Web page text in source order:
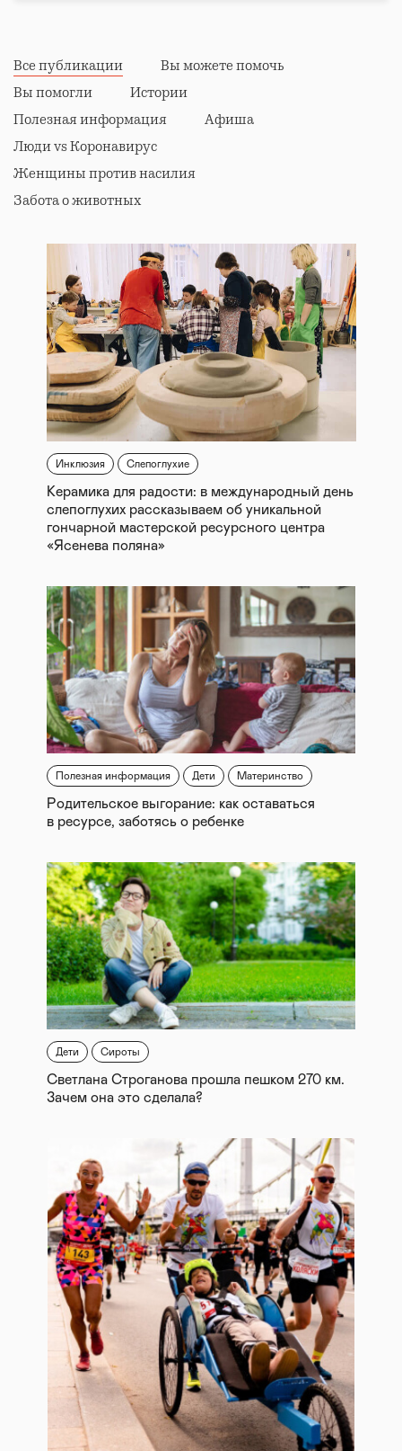
Все публикации
Вы можете помочь
Вы помогли
Истории
Полезная информация
Афиша
Люди vs Коронавирус
Женщины против насилия
Забота о животных
Инклюзия Слепоглухие
Керамика для радости: в международный день
слепоглухих рассказываем об уникальной
гончарной мастерской ресурсного центра
«Ясенева поляна»
Полезная информация Дети Материнство
Родительское выгорание: как оставаться
в ресурсе, заботясь о ребенке
Дети Сироты
Светлана Строганова прошла пешком 270 км.
Зачем она это сделала?